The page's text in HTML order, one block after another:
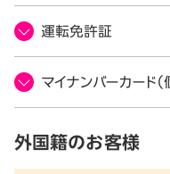
運転免許証
マイナンバーカード（
外国籍のお客様